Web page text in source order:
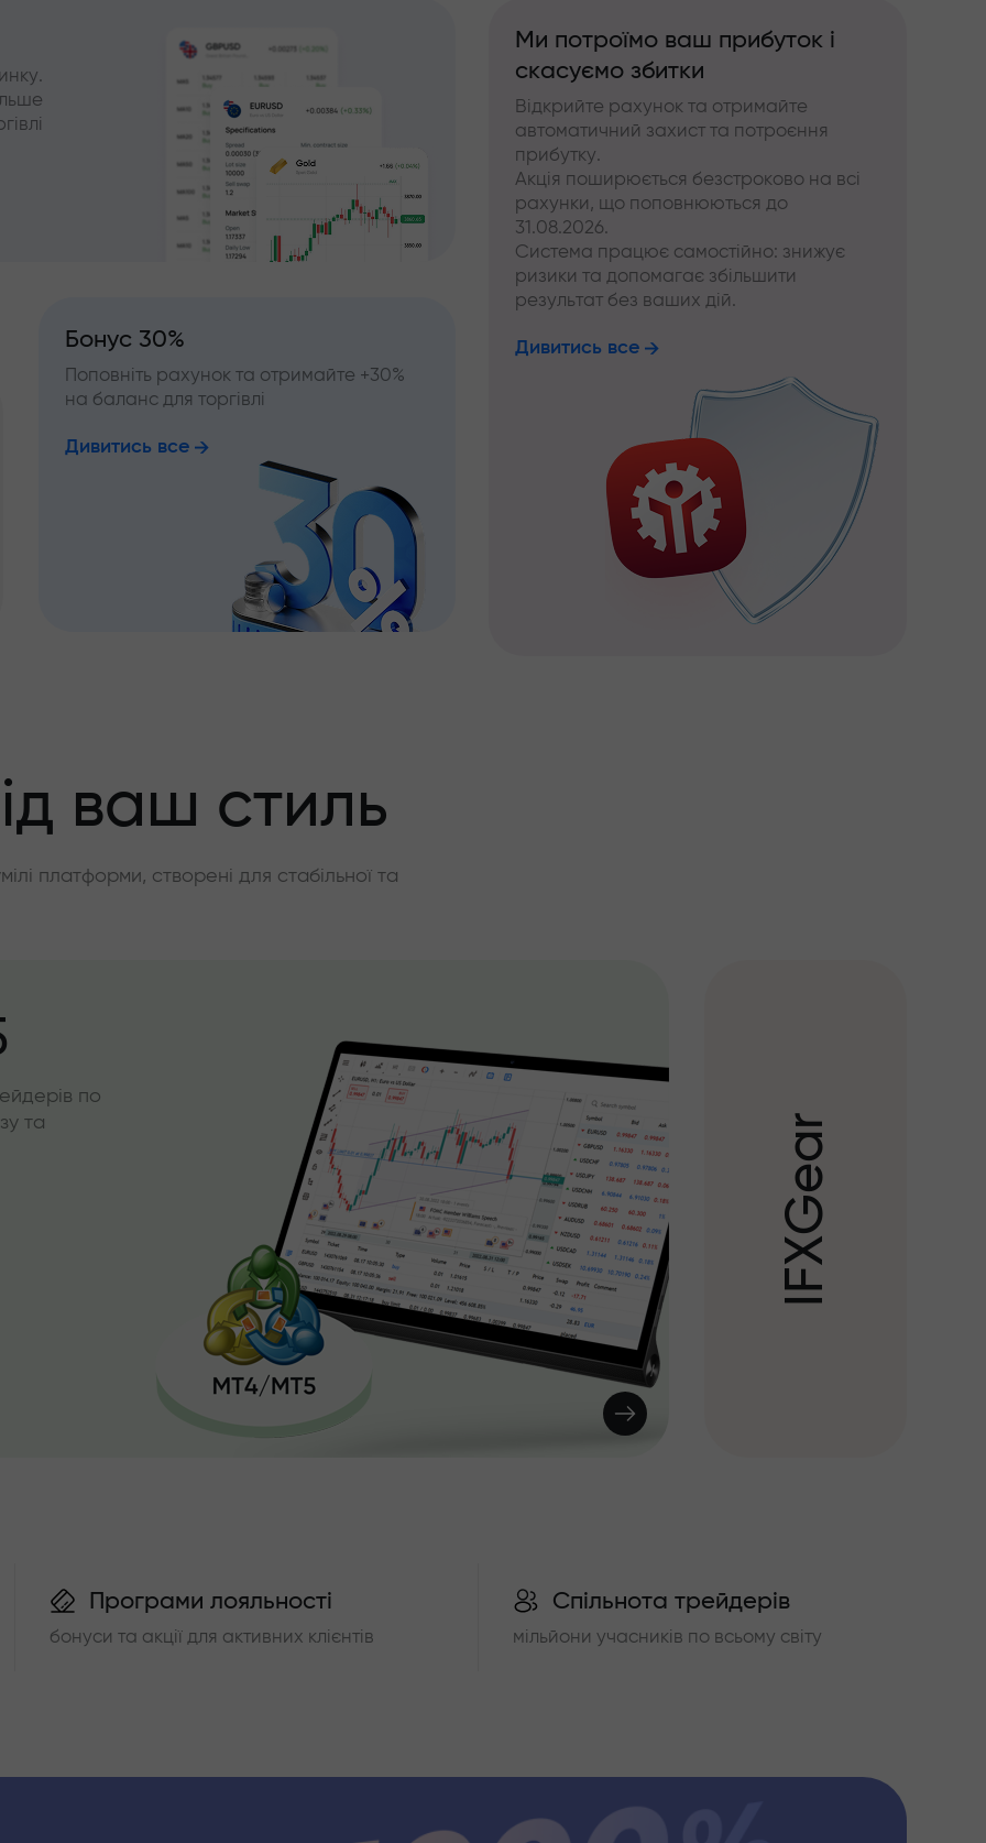
Бонус 30%
Поповніть рахунок та отримайте +30%
на баланс для торгівлі
Дивитись все
Ми потроїмо ваш прибуток і
скасуємо збитки
Відкрийте рахунок та отримайте
автоматичний захист та потроєння
прибутку.
Акція поширюється безстроково на всі
рахунки, що поповнюються до
31.08.2026.
Система працює самостійно: знижує
ризики та допомагає збільшити
результат без ваших дій.
Дивитись все
ваш стиль
платформи, створені для стабільної та
по
та
I
F
X
G
e
a
r
Програми лояльності
бонуси та акції для активних клієнтів
Спільнота трейдерів
мільйони учасників по всьому світу